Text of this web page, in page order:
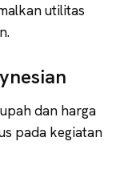
utilitas
dan harga
pada kegiatan